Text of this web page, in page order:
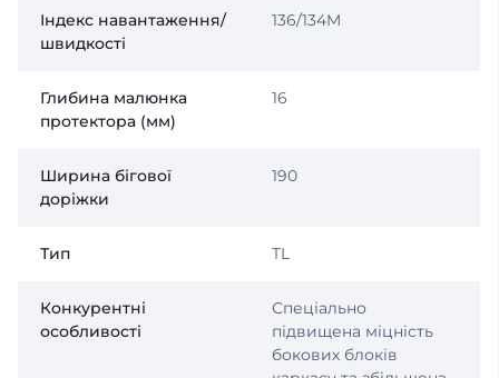
Індекс навантаження/
швидкості
136/134M
Глибина малюнка
протектора (мм)
16
Ширина бігової
доріжки
190
Тип TL
Конкурентні
особливості
Спеціально
підвищена міцність
бокових блоків